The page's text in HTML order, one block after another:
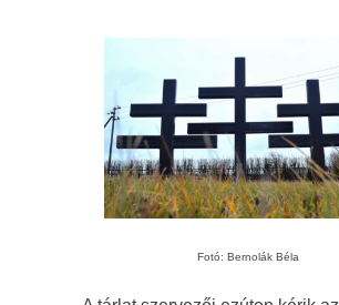
Fotó: Bernolák Béla